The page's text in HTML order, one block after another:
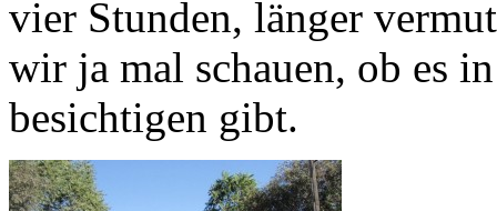
vier Stunden, länger
wir ja mal schauen, ob es
besichtigen gibt.